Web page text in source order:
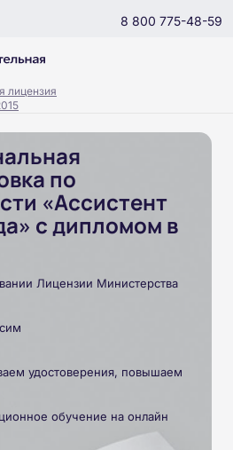
8 800 775-48-59
лицензия
по
«Ассистент
с дипломом в
Лицензии Министерства
удостоверения, повышаем
обучение на онлайн